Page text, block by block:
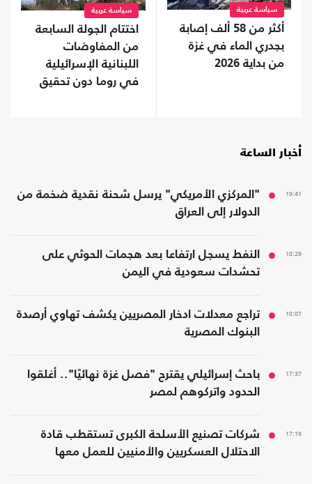
سياسة عربية
أكثر من 58 ألف إصابة
بجدري الماء في غزة
من بداية 2026
سياسة عربية
اختتام الجولة السابعة
من المفاوضات
اللبنانية الإسرائيلية
في روما دون تحقيق
أخبار الساعة
19:41
"المركزي الأمريكي" يرسل شحنة نقدية ضخمة من
الدولار إلى العراق
18:29
النفط يسجل ارتفاعا بعد هجمات الحوثي على
تحشدات سعودية في اليمن
18:07
تراجع معدلات ادخار المصريين يكشف تهاوي أرصدة
البنوك المصرية
17:37
باحث إسرائيلي يقترح "فصل غزة نهائيًا".. أغلقوا
الحدود واتركوهم لمصر
17:19
شركات تصنيع الأسلحة الكبرى تستقطب قادة
الاحتلال العسكريين والأمنيين للعمل معها